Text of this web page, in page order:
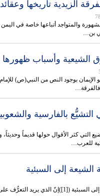
الزيدية تاريخها
والمتواجد أتباعها خاصة في
بن…
الشيعية وأسباب ظهورها
الإيمان بوجود النص من النبي(ص)
فالفرقة…
بالفارسية
التي كثر الأقوال حولها قديماً
للعرب…
إلی السبئية
الدرس الثاني: نسبة الشيعة إلی السبئية ([1])إنّ